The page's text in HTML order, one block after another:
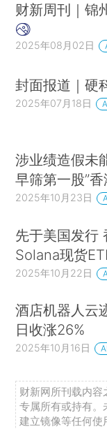
财新周刊｜锦
2025年08月02日
封面报道｜硬
2025年07月18日
涉业绩造假未
早筛第一股”
2025年10月23日
先于美国发行
Solana现货
2025年10月22日
酒店机器人云
日收涨26%
2025年10月16日
财新网所刊载内容
专属所有或持有。
建立镜像等任何使